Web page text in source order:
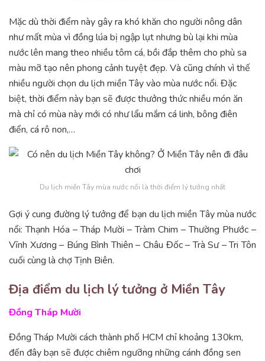
Mặc dù thời điểm này gây ra khó khăn cho người nông dân
như mất mùa vì đồng lúa bị ngập lụt nhưng bù lại khi mùa
nước lên mang theo nhiều tôm cá, bồi đắp thêm cho phù sa
màu mỡ tạo nên phong cảnh tuyệt đẹp. Và cũng chính vì thế
nhiều người chọn du lịch miền Tây vào mùa nước nổi. Đặc
biệt, thời điểm này bạn sẽ được thưởng thức nhiều món ăn
mà chỉ có mùa này mới có như lẩu mắm cá linh, bông điên
điển, cá rô non,…
Du lịch miền Tây mùa nước nổi là thời điểm lý tưởng nhất
Gợi ý cung đường lý tưởng để bạn du lịch miền Tây mùa nước
nổi: Thạnh Hóa – Tháp Mười – Tràm Chim – Thường Phước –
Vĩnh Xương – Búng Bình Thiên – Châu Đốc – Trà Sư – Tri Tôn
cuối cùng là chợ Tịnh Biên.
Địa điểm du lịch lý tưởng ở Miền Tây
Đồng Tháp Mười
Đồng Tháp Mười cách thành phố HCM chỉ khoảng 130km,
đến đây bạn sẽ được chiêm ngưỡng những cánh đồng sen